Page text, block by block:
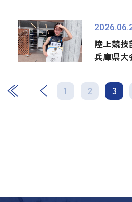
陸上競技
兵庫県大
1 2 3